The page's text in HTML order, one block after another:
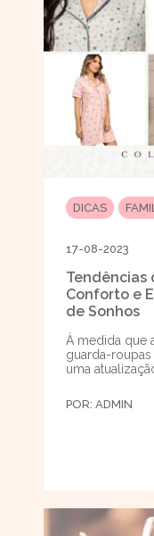
DICAS
17-08-2023
Tendências
Conforto e
de Sonhos
À medida que
guarda-
uma
POR: ADMIN